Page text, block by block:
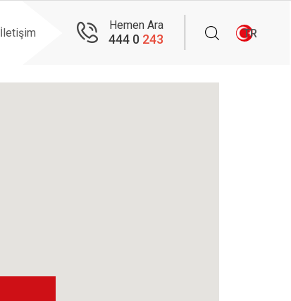
İletişim
Hemen Ara
444 0 243 TR